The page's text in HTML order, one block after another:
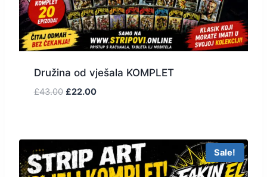
Družina od vješala KOMPLET
£43.00 £22.00
Sale!